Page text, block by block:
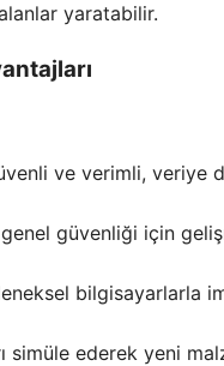
yaratabilir.
ve verimli, veriye
güvenliği için
bilgisayarlarla
simüle ederek yeni